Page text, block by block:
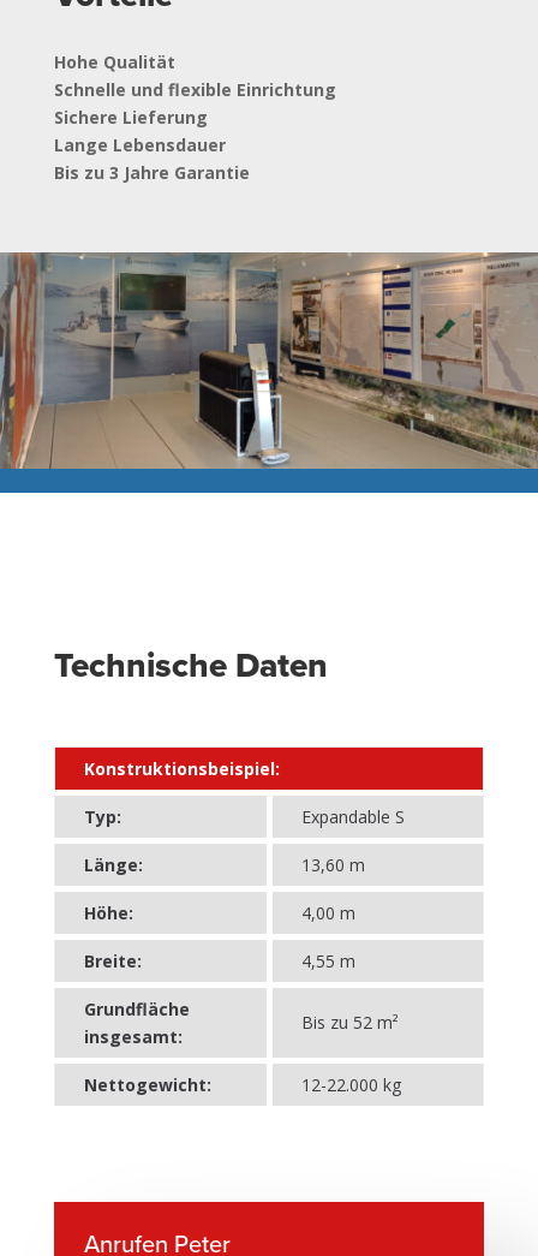
Hohe Qualität
Schnelle und flexible Einrichtung
Sichere Lieferung
Lange Lebensdauer
Bis zu 3 Jahre Garantie
Technische Daten
Konstruktionsbeispiel:
Typ: Expandable S
Länge: 13,60 m
Höhe: 4,00 m
Breite: 4,55 m
Grundfläche
insgesamt:
Bis zu 52 m²
Nettogewicht: 12-22.000 kg
Anrufen Peter